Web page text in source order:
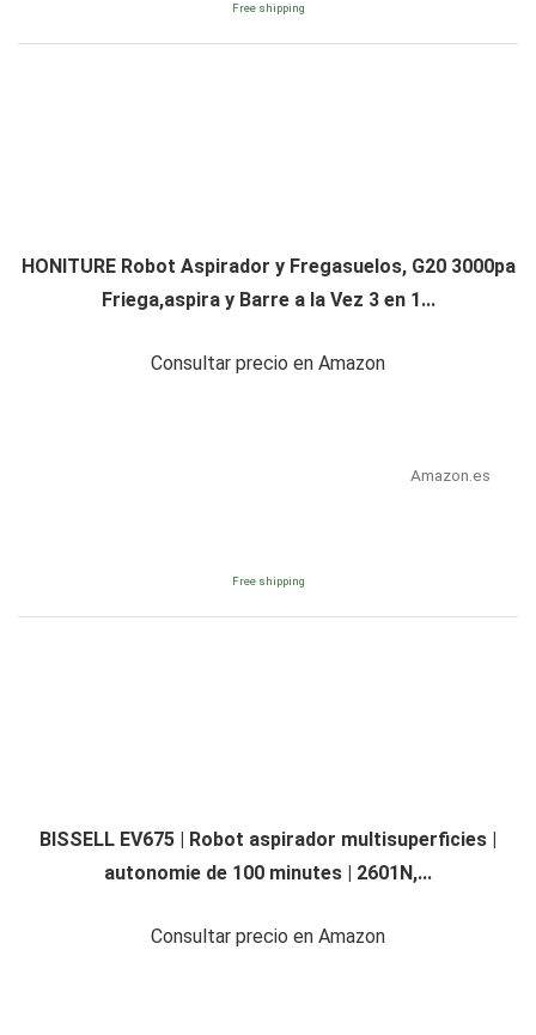
Free shipping
HONITURE Robot Aspirador y Fregasuelos, G20 3000pa
Friega,aspira y Barre a la Vez 3 en 1...
Consultar precio en Amazon
Amazon.es
Free shipping
BISSELL EV675 | Robot aspirador multisuperficies |
autonomie de 100 minutes | 2601N,...
Consultar precio en Amazon